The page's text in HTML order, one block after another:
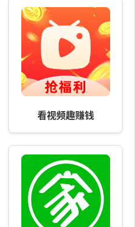
看视频趣赚钱